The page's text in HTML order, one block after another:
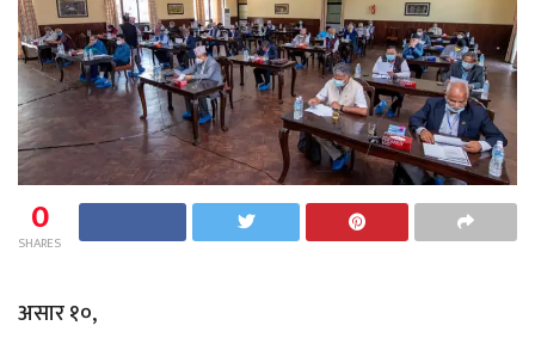
0
SHARES
असार १०,